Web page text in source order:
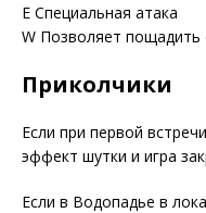
E Специальная атака
W Позволяет пощадить
Приколчики
Если при первой
эффект шутки и игра
Если в Водопадье в